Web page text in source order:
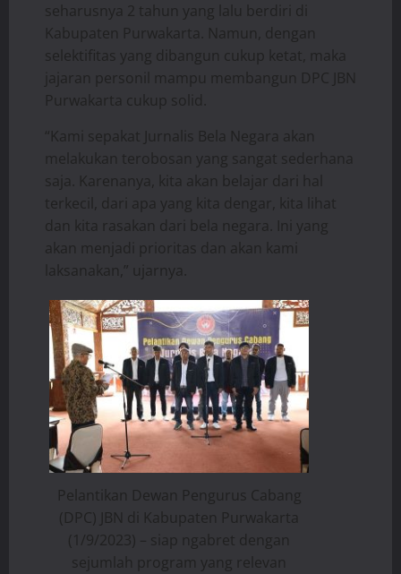
seharusnya 2 tahun yang lalu berdiri di
Kabupaten Purwakarta. Namun, dengan
selektifitas yang dibangun cukup ketat, maka
jajaran personil mampu membangun DPC JBN
Purwakarta cukup solid.
“Kami sepakat Jurnalis Bela Negara akan
melakukan terobosan yang sangat sederhana
saja. Karenanya, kita akan belajar dari hal
terkecil, dari apa yang kita dengar, kita lihat
dan kita rasakan dari bela negara. Ini yang
akan menjadi prioritas dan akan kami
laksanakan,” ujarnya.
Pelantikan Dewan Pengurus Cabang
(DPC) JBN di Kabupaten Purwakarta
(1/9/2023) – siap ngabret dengan
sejumlah program yang relevan